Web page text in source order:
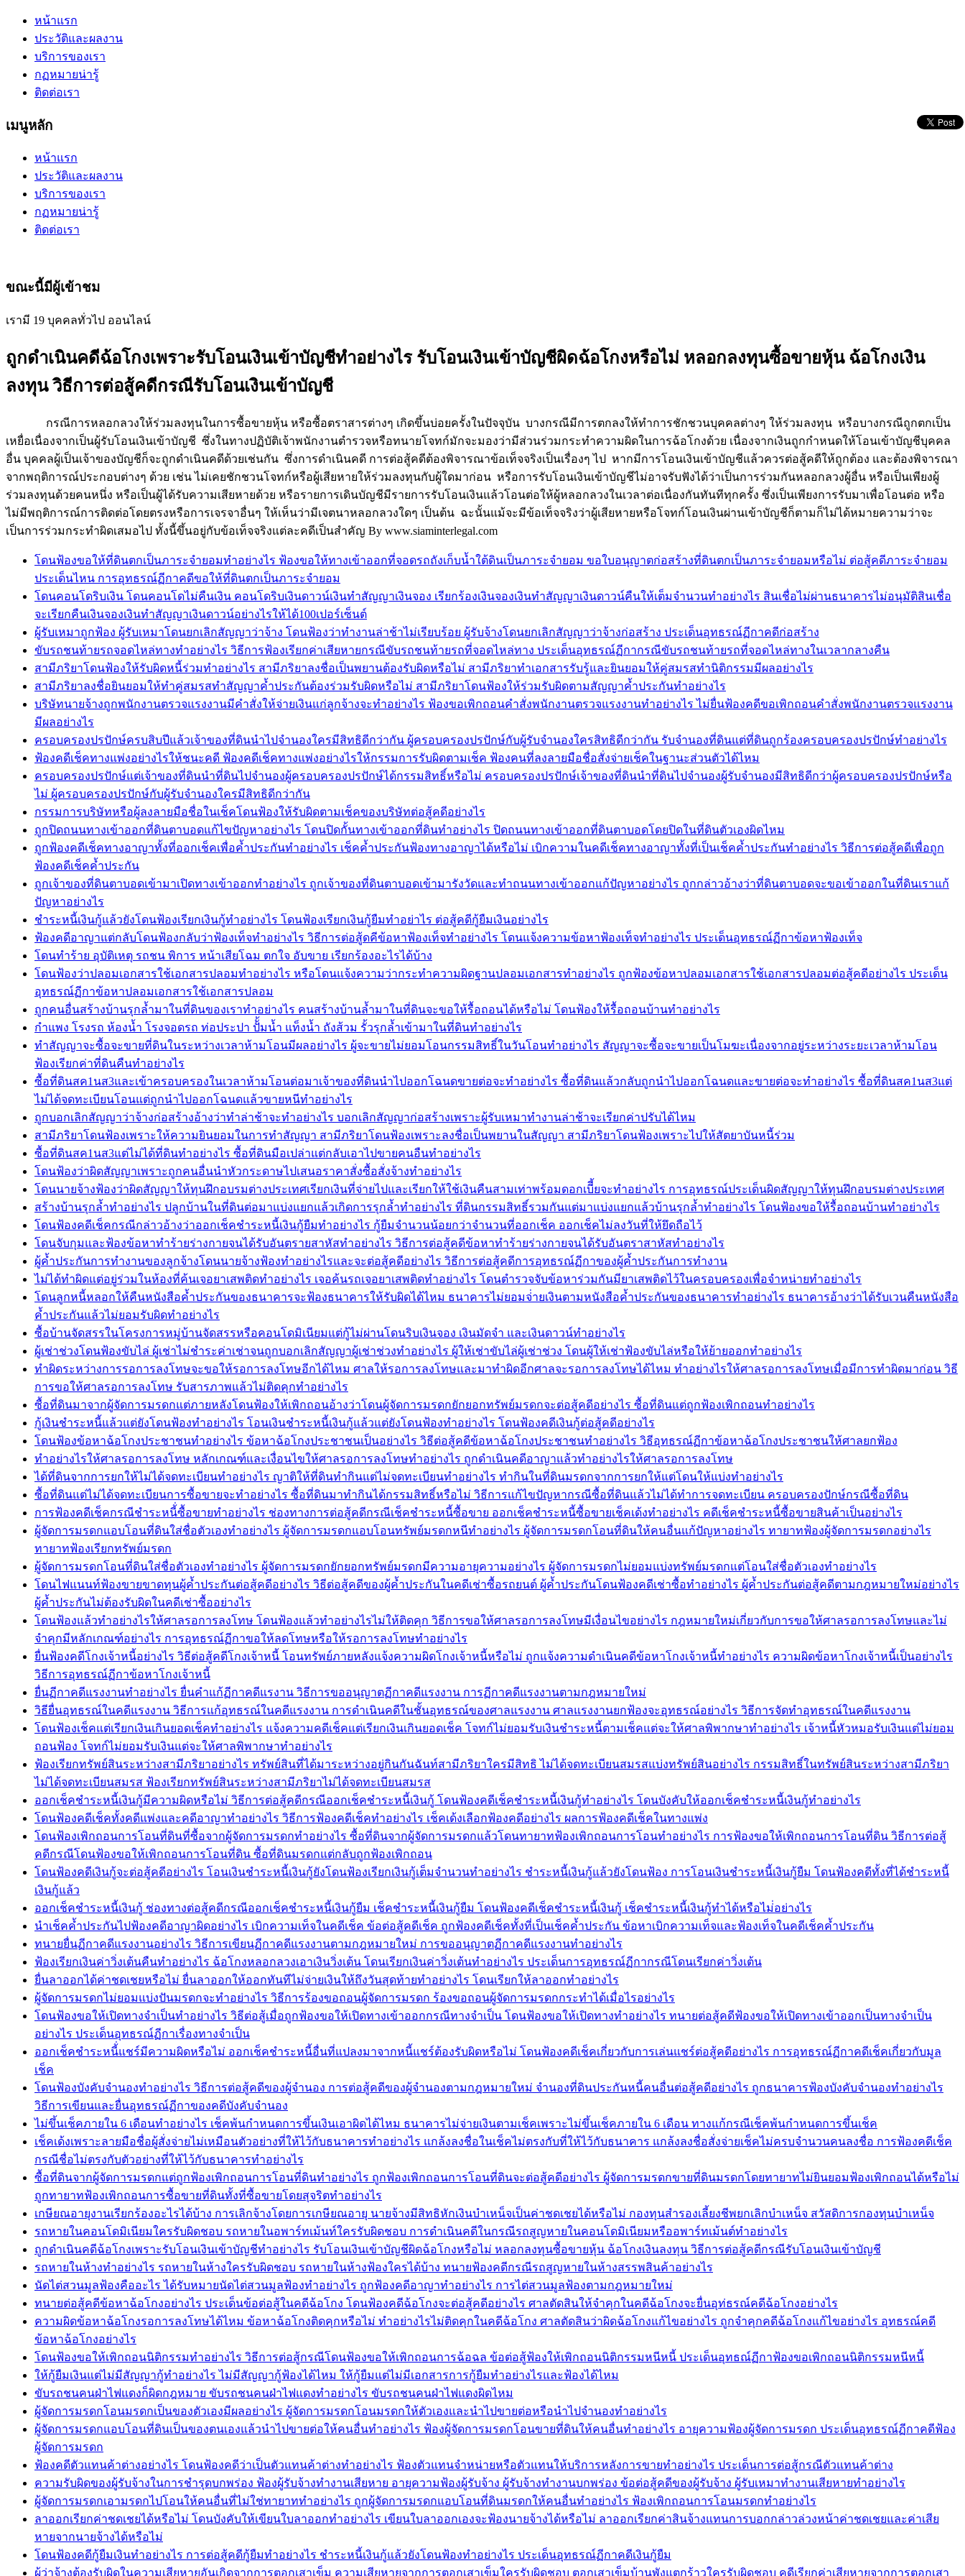
หน้าแรก
ประวัติและผลงาน
บริการของเรา
กฏหมายน่ารู้
ติดต่อเรา
เมนูหลัก
หน้าแรก
ประวัติและผลงาน
บริการของเรา
กฏหมายน่ารู้
ติดต่อเรา
ขณะนี้มีผู้เข้าชม
เรามี 19 บุคคลทั่วไป ออนไลน์
ถูกดำเนินคดีฉ้อโกงเพราะรับโอนเงินเข้าบัญชีทำอย่างไร รับโอนเงินเข้าบัญชีผิดฉ้อโกงหรือไม่ หลอกลงทุนซื้อขายหุ้น ฉ้อโกงเงิน
ลงทุน วิธีการต่อสู้คดีกรณีรับโอนเงินเข้าบัญชี
กรณีการหลอกลวงให้ร่วมลงทุนในการซื้อขายหุ้น หรือซื้อตราสารต่างๆ เกิดขึ้นบ่อยครั้งในปัจจุบัน บางกรณีมีการตกลงให้ทำการชักชวนบุคคลต่างๆ ให้ร่วมลงทุน หรือบางกรณีถูกตกเป็น
เหยื่อเนื่องจากเป็นผู้รับโอนเงินเข้าบัญชี ซึ่งในทางปฏิบัติเจ้าพนักงานตำรวจหรือทนายโจทก์มักจะมองว่ามีส่วนร่วมกระทำความผิดในการฉ้อโกงด้วย เนื่องจากเงินถูกกำหนดให้โอนเข้าบัญชีบุคคล
อื่น บุคคลผู้เป็นเจ้าของบัญชีก็จะถูกดำเนินคดีด้วยเช่นกัน ซึ่งการดำเนินคดี การต่อสู้คดีต้องพิจารณาข้อเท็จจริงเป็นเรื่องๆ ไป หากมีการโอนเงินเข้าบัญชีแล้วควรต่อสู้คดีให้ถูกต้อง และต้องพิจารณา
จากพฤติการณ์ประกอบต่างๆ ด้วย เช่น ไม่เคยชักชวนโจทก์หรือผู้เสียหายให้ร่วมลงทุนกับผู้ใดมาก่อน หรือการรับโอนเงินเข้าบัญชีไม่อาจรับฟังได้ว่าเป็นการร่วมกันหลอกลวงผู้อื่น หรือเป็นเพียงผู้
ร่วมลงทุนด้วยคนหนึ่ง หรือเป็นผู้ได้รับความเสียหายด้วย หรือรายการเดินบัญชีมีรายการรับโอนเงินแล้วโอนต่อให้ผู้หลอกลวงในเวลาต่อเนื่องกันทันทีทุกครั้ง ซึ่งเป็นเพียงการรับมาเพื่อโอนต่อ หรือ
ไม่มีพฤติการณ์การติดต่อโดยตรงหรือการเจรจาอื่นๆ ให้เห็นว่ามีเจตนาหลอกลวงใดๆ เป็นต้น ฉะนั้นแม้จะมีข้อเท็จจริงว่าผู้เสียหายหรือโจทก์โอนเงินผ่านเข้าบัญชีก็ตามก็ไม่ได้หมายความว่าจะ
เป็นการร่วมกระทำผิดเสมอไป ทั้งนี้ขึ้นอยู่กับข้อเท็จจริงแต่ละคดีเป็นสำคัญ By www.siaminterlegal.com
โดนฟ้องขอให้ที่ดินตกเป็นภาระจำยอมทำอย่างไร ฟ้องขอให้ทางเข้าออกที่จอดรถถังเก็บน้ำใต้ดินเป็นภาระจำยอม ขอใบอนุญาตก่อสร้างที่ดินตกเป็นภาระจำยอมหรือไม่ ต่อสู้คดีภาระจำยอม
ประเด็นไหน การอุทธรณ์ฏีกาคดีขอให้ที่ดินตกเป็นภาระจำยอม
โดนคอนโดริบเงิน โดนคอนโดไม่คืนเงิน คอนโดริบเงินดาวน์เงินทำสัญญาเงินจอง เรียกร้องเงินจองเงินทำสัญญาเงินดาวน์คืนให้เต็มจำนวนทำอย่างไร สินเชื่อไม่ผ่านธนาคารไม่อนุมัติสินเชื่อ
จะเรียกคืนเงินจองเงินทำสัญญาเงินดาวน์อย่างไรให้ได้100เปอร์เซ็นต์
ผู้รับเหมาถูกฟ้อง ผู้รับเหมาโดนยกเลิกสัญญาว่าจ้าง โดนฟ้องว่าทำงานล่าช้าไม่เรียบร้อย ผู้รับจ้างโดนยกเลิกสัญญาว่าจ้างก่อสร้าง ประเด็นอุทธรณ์ฏีกาคดีก่อสร้าง
ขับรถชนท้ายรถจอดไหล่ทางทำอย่างไร วิธีการฟ้องเรียกค่าเสียหายกรณีขับรถชนท้ายรถที่จอดไหล่ทาง ประเด็นอุทธรณ์ฏีกากรณีขับรถชนท้ายรถที่จอดไหล่ทางในเวลากลางคืน
สามีภริยาโดนฟ้องให้รับผิดหนี้ร่วมทำอย่างไร สามีภริยาลงชื่อเป็นพยานต้องรับผิดหรือไม่ สามีภริยาทำเอกสารรับรู้และยินยอมให้คู่สมรสทำนิติกรรมมีผลอย่างไร
สามีภริยาลงชื่อยินยอมให้ทำคู่สมรสทำสัญญาค้ำประกันต้องร่วมรับผิดหรือไม่ สามีภริยาโดนฟ้องให้ร่วมรับผิดตามสัญญาค้ำประกันทำอย่างไร
บริษัทนายจ้างถูกพนักงานตรวจแรงงานมีคำสั่งให้จ่ายเงินแก่ลูกจ้างจะทำอย่างไร ฟ้องขอเพิกถอนคำสั่งพนักงานตรวจแรงงานทำอย่างไร ไม่ยื่นฟ้องคดีขอเพิกถอนคำสั่งพนักงานตรวจแรงงาน
มีผลอย่างไร
ครอบครองปรปักษ์ครบสิบปีแล้วเจ้าของที่ดินนำไปจำนองใครมีสิทธิดีกว่ากัน ผู้ครอบครองปรปักษ์กับผู้รับจำนองใครสิทธิดีกว่ากัน รับจำนองที่ดินแต่ที่ดินถูกร้องครอบครองปรปักษ์ทำอย่างไร
ฟ้องคดีเช็คทางแพ่งอย่างไรให้ชนะคดี ฟ้องคดีเช็คทางแพ่งอย่างไรให้กรรมการรับผิดตามเช็ค ฟ้องคนที่ลงลายมือชื่อสั่งจ่ายเช็คในฐานะส่วนตัวได้ไหม
ครอบครองปรปักษ์แต่เจ้าของที่ดินนำที่ดินไปจำนองผู้ครอบครองปรปักษ์ได้กรรมสิทธิ์หรือไม่ ครอบครองปรปักษ์เจ้าของที่ดินนำที่ดินไปจำนองผู้รับจำนองมีสิทธิดีกว่าผู้ครอบครองปรปักษ์หรือ
ไม่ ผู้ครอบครองปรปักษ์กับผู้รับจำนองใครมีสิทธิดีกว่ากัน
กรรมการบริษัทหรือผู้ลงลายมือชื่อในเช็คโดนฟ้องให้รับผิดตามเช็คของบริษัทต่อสู้คดีอย่างไร
ถูกปิดถนนทางเข้าออกที่ดินตาบอดแก้ไขปัญหาอย่างไร โดนปิดกั้นทางเข้าออกที่ดินทำอย่างไร ปิดถนนทางเข้าออกที่ดินตาบอดโดยปิดในที่ดินตัวเองผิดไหม
ถูกฟ้องคดีเช็คทางอาญาทั้งที่ออกเช็คเพื่อค้ำประกันทำอย่างไร เช็คค้ำประกันฟ้องทางอาญาได้หรือไม่ เบิกความในคดีเช็คทางอาญาทั้งที่เป็นเช็คค้ำประกันทำอย่างไร วิธีการต่อสู้คดีเพื่อถูก
ฟ้องคดีเช็คค้ำประกัน
ถูกเจ้าของที่ดินตาบอดเข้ามาเปิดทางเข้าออกทำอย่างไร ถูกเจ้าของที่ดินตาบอดเข้ามารังวัดและทำถนนทางเข้าออกแก้ปัญหาอย่างไร ถูกกล่าวอ้างว่าที่ดินตาบอดจะขอเข้าออกในที่ดินเราแก้
ปัญหาอย่างไร
ชำระหนี้เงินกู้แล้วยังโดนฟ้องเรียกเงินกู้ทำอย่างไร โดนฟ้องเรียกเงินกู้ยืมทำอย่าไร ต่อสู้คดีกู้ยืมเงินอย่างไร
ฟ้องคดีอาญาแต่กลับโดนฟ้องกลับว่าฟ้องเท็จทำอย่างไร วิธีการต่อสู้ดคีข้อหาฟ้องเท็จทำอย่างไร โดนแจ้งความข้อหาฟ้องเท็จทำอย่างไร ประเด็นอุทธรณ์ฏีกาข้อหาฟ้องเท็จ
โดนทำร้าย อุบัติเหตุ รถชน พิการ หน้าเสียโฉม ตกใจ อับขาย เรียกร้องอะไรได้บ้าง
โดนฟ้องว่าปลอมเอกสารใช้เอกสารปลอมทำอย่างไร หรือโดนแจ้งความว่ากระทำความผิดฐานปลอมเอกสารทำอย่างไร ถูกฟ้องข้อหาปลอมเอกสารใช้เอกสารปลอมต่อสู้คดีอย่างไร ประเด็น
อุทธรณ์ฏีกาข้อหาปลอมเอกสารใช้เอกสารปลอม
ถูกคนอื่นสร้างบ้านรุกล้ำมาในที่ดินของเราทำอย่างไร คนสร้างบ้านล้ำมาในที่ดินจะขอให้รื้อถอนได้หรือไม่ โดนฟ้องให้รื้อถอนบ้านทำอย่างไร
กำแพง โรงรถ ห้องน้ำ โรงจอดรถ ท่อประปา ปัั้มน้ำ แท็งน้ำ ถังส้วม รั้วรุกล้ำเข้ามาในที่ดินทำอย่างไร
ทำสัญญาจะซื้อจะขายที่ดินในระหว่างเวลาห้ามโอนมีผลอย่างไร ผู้จะขายไม่ยอมโอนกรรมสิทธิ์ในวันโอนทำอย่างไร สัญญาจะซื้อจะขายเป็นโมฆะเนื่องจากอยู่ระหว่างระยะเวลาห้ามโอน
ฟ้องเรียกค่าที่ดินคืนทำอย่างไร
ซื้อที่ดินสค1นส3และเข้าครอบครองในเวลาห้ามโอนต่อมาเจ้าของที่ดินนำไปออกโฉนดขายต่อจะทำอย่างไร ซื้อที่ดินแล้วกลับถูกนำไปออกโฉนดและขายต่อจะทำอย่างไร ซื้อที่ดินสค1นส3แต่
ไม่ได้จดทะเบียนโอนแต่ถูกนำไปออกโฉนดแล้วขายหนีทำอย่างไร
ถูกบอกเลิกสัญญาว่าจ้างก่อสร้างอ้างว่าทำล่าช้าจะทำอย่างไร บอกเลิกสัญญาก่อสร้างเพราะผู้รับเหมาทำงานล่าช้าจะเรียกค่าปรับได้ไหม
สามีภริยาโดนฟ้องเพราะให้ความยินยอมในการทำสัญญา สามีภริยาโดนฟ้องเพราะลงชื่อเป็นพยานในสัญญา สามีภริยาโดนฟ้องเพราะไปให้สัตยาบันหนี้ร่วม
ซื้อที่ดินสค1นส3แต่ไม่ได้ที่ดินทำอย่างไร ซื้อที่ดินมือเปล่าแต่กลับเอาไปขายคนอืนทำอย่างไร
โดนฟ้องว่าผิดสัญญาเพราะถูกคนอื่นนำหัวกระดาษไปเสนอราคาสั่งซื้อสั่งจ้างทำอย่างไร
โดนนายจ้างฟ้องว่าผิดสัญญาให้ทุนฝึกอบรมต่างประเทศเรียกเงินที่จ่ายไปและเรียกให้ใช้เงินคืนสามเท่าพร้อมดอกเบีี้ยจะทำอย่างไร การอุทธรณ์ประเด็นผิดสัญญาให้ทุนฝึกอบรมต่างประเทศ
สร้างบ้านรุกล้ำทำอย่างไร ปลูกบ้านในที่ดินต่อมาแบ่งแยกแล้วเกิดการรุกล้ำทำอย่างไร ที่ดินกรรมสิทธิ์รวมกันแต่มาแบ่งแยกแล้วบ้านรุกล้ำทำอย่างไร โดนฟ้องขอให้รื้อถอนบ้านทำอย่างไร
โดนฟ้องคดีเช็คกรณีกล่าวอ้างว่าออกเช็คชำระหนี้เงินกู้ยืมทำอย่างไร กู้ยืมจำนวนน้อยกว่าจำนวนที่ออกเช็ค ออกเช็คไม่ลงวันที่ให้ยึดถือไว้
โดนจับกุมและฟ้องข้อหาทำร้ายร่างกายจนได้รับอันตรายสาหัสทำอย่างไร วิธีการต่อสู้คดีข้อหาทำร้ายร่างกายจนได้รับอันตราสาหัสทำอย่างไร
ผู้ค้ำประกันการทำงานของลูกจ้างโดนนายจ้างฟ้องทำอย่างไรและจะต่อสู้คดีอย่างไร วิธีการต่อสู้คดีการอุทธรณ์ฏีกาของผู้ค้ำประกันการทำงาน
ไม่ได้ทำผิดแต่อยู่ร่วมในห้องที่ค้นเจอยาเสพติดทำอย่างไร เจอค้นรถเจอยาเสพติดทำอย่างไร โดนตำรวจจับข้อหาร่วมกันมียาเสพติดไว้ในครอบครองเพื่อจำหน่ายทำอย่างไร
โดนลูกหนี้หลอกให้คืนหนังสือค้ำประกันของธนาคารจะฟ้องธนาคารให้รับผิดได้ไหม ธนาคารไม่ยอมจ่่ายเงินตามหนังสือค้ำประกันของธนาคารทำอย่างไร ธนาคารอ้างว่าได้รับเวนคืนหนังสือ
ค้ำประกันแล้วไม่ยอมรับผิดทำอย่างไร
ซื้อบ้านจัดสรรในโครงการหมู่บ้านจัดสรรหรือคอนโดมิเนียมแต่กู้ไม่ผ่านโดนริบเงินจอง เงินมัดจำ และเงินดาวน์ทำอย่างไร
ผู้เช่าช่วงโดนฟ้องขับไล่ ผู้เช่าไม่ชำระค่าเช่าจนถูกบอกเลิกสัญญาผู้เช่าช่วงทำอย่างไร ผู้ให้เช่าขับไล่ผู้เช่าช่วง โดนผู้ให้เช่าฟ้องขับไล่หรือให้ย้ายออกทำอย่างไร
ทำผิดระหว่างการรอการลงโทษจะขอให้รอการลงโทษอีกได้ไหม ศาลให้รอการลงโทษและมาทำผิดอีกศาลจะรอการลงโทษได้ไหม ทำอย่างไรให้ศาลรอการลงโทษเมื่อมีการทำผิดมาก่อน วิธี
การขอให้ศาลรอการลงโทษ รับสารภาพแล้วไม่ติดคุกทำอย่างไร
ซื้อที่ดินมาจากผู้จัดการมรดกแต่ภายหลังโดนฟ้องให้เพิกถอนอ้างว่าโดนผู้จัดการมรดกยักยอกทรัพย์มรดกจะต่อสู้คดีอย่างไร ซื้อที่ดินแต่ถูกฟ้องเพิกถอนทำอย่างไร
กู้เงินชำระหนี้แล้วแต่ยังโดนฟ้องทำอย่างไร โอนเงินชำระหนี้เงินกู้แล้วแต่ยังโดนฟ้องทำอย่างไร โดนฟ้องคดีเงินกู้ต่อสู้คดีอย่างไร
โดนฟ้องข้อหาฉ้อโกงประชาชนทำอย่างไร ข้อหาฉ้อโกงประชาชนเป็นอย่างไร วิธีต่อสู้คดีข้อหาฉ้อโกงประชาชนทำอย่างไร วิธีอุทธรณ์ฏีกาข้อหาฉ้อโกงประชาชนให้ศาลยกฟ้อง
ทำอย่างไรให้ศาลรอการลงโทษ หลักเกณฑ์และเงื่อนไขให้ศาลรอการลงโทษทำอย่างไร ถูกดำเนินคดีอาญาแล้วทำอย่างไรให้ศาลรอการลงโทษ
ได้ที่ดินจากการยกให้ไม่ได้จดทะเบียนทำอย่างไร ญาติให้ที่ดินทำกินแต่ไม่จดทะเบียนทำอย่างไร ทำกินในที่ดินมรดกจากการยกให้แต่โดนให้แบ่งทำอย่างไร
ซื้อที่ดินแต่ไม่ได้จดทะเบียนการซื้อขายจะทำอย่างไร ซื้อที่ดินมาทำกินได้กรรมสิทธิ์หรือไม่ วิธีการแก้ไขปัญหากรณีซื้อที่ดินแล้วไม่ได้ทำการจดทะเบียน ครอบครองปักษ์กรณีซื้อที่ดิน
การฟ้องคดีเช็คกรณีชำระหนี้่ซื้อขายทำอย่างไร ช่องทางการต่อสู้คดีกรณีเช็คชำระหนี้ซื้อขาย ออกเช็คชำระหนี้ซื้อขายเช็คเด้งทำอย่างไร คดีเช็คชำระหนี้ซื้อขายสินค้าเป็นอย่างไร
ผู้จัดการมรดกแอบโอนที่ดินใส่ชื่อตัวเองทำอย่างไร ผู้จัดการมรดกแอบโอนทรัพย์มรดกหนีทำอย่างไร ผู้จัดการมรดกโอนที่ดินให้คนอื่นแก้ปัญหาอย่างไร ทายาทฟ้องผู้จัดการมรดกอย่างไร
ทายาทฟ้องเรียกทรัพย์มรดก
ผู้จัดการมรดกโอนที่ดินใส่ชื่อตัวเองทำอย่างไร ผู้จัดการมรดกยักยอกทรัพย์มรดกมีความอายุความอย่างไร ผู้จัดการมรดกไม่ยอมแบ่งทรัพย์มรดกแต่โอนใส่ชื่อตัวเองทำอย่างไร
โดนไฟแนนท์ฟ้องขายขาดทุนผู้ค้ำประกันต่อสู้คดีอย่างไร วิธีต่อสู้คดีของผู้ค้ำประกันในคดีเช่าซื้อรถยนต์ ผู้ค้ำประกันโดนฟ้องคดีเช่าซื้อทำอย่างไร ผู้ค้ำประกันต่อสู้คดีตามกฎหมายใหม่อย่างไร
ผู้ค้ำประกันไม่ต้องรับผิดในคดีเช่าซื้ออย่างไร
โดนฟ้องแล้วทำอย่างไรให้ศาลรอการลงโทษ โดนฟ้องแล้วทำอย่างไรไม่ให้ติดคุก วิธีการขอให้ศาลรอการลงโทษมีเงื่อนไขอย่างไร กฎหมายใหม่เกี่ยวกับการขอให้ศาลรอการลงโทษและไม่
จำคุกมีหลักเกณฑ์อย่างไร การอุทธรณ์ฏีกาขอให้ลดโทษหรือให้รอการลงโทษทำอย่างไร
ยื่นฟ้องคดีโกงเจ้าหนี้อย่างไร วิธีต่อสู้คดีโกงเจ้าหนี้ โอนทรัพย์ภายหลังแจ้งความผิดโกงเจ้าหนี้หรือไม่ ถูกแจ้งความดำเนินคดีข้อหาโกงเจ้าหนี้ทำอย่างไร ความผิดข้อหาโกงเจ้าหนี้เป็นอย่างไร
วิธีการอุทธรณ์ฏีกาข้อหาโกงเจ้าหนี้
ยื่นฏีกาคดีแรงงานทำอย่างไร ยื่นคำแก้ฏีกาคดีแรงาน วิธีการขออนุญาตฏีกาคดีแรงงาน การฏีกาคดีแรงงานตามกฎหมายใหม่
วิธียื่นอุทธรณ์ในคดีแรงงาน วิธีการแก้อุทธรณ์ในคดีแรงงาน การดำเนินคดีในชั้นอุทธรณ์ของศาลแรงงาน ศาลแรงงานยกฟ้องจะอุทธรณ์อย่างไร วิธีการจัดทำอุทธรณ์ในคดีแรงงาน
โดนฟ้องเช็คแต่เรียกเงินเกินยอดเช็คทำอย่างไร แจ้งความคดีเช็คแต่เรียกเงินเกินยอดเช็ค โจทก์ไม่ยอมรับเงินชำระหนี้ตามเช็คแต่จะให้ศาลพิพากษาทำอย่างไร เจ้าหนี้หัวหมอรับเงินแต่ไม่ยอม
ถอนฟ้อง โจทก์ไม่ยอมรับเงินแต่จะให้ศาลพิพากษาทำอย่างไร
ฟ้องเรียกทรัพย์สินระหว่างสามีภริยาอย่างไร ทรัพย์สินที่ได้มาระหว่างอยู่กินกันฉันท์สามีภริยาใครมีสิทธิ ไม่ได้จดทะเบียนสมรสแบ่งทรัพย์สินอย่างไร กรรมสิทธิ์ในทรัพย์สินระหว่างสามีภริยา
ไม่ได้จดทะเบียนสมรส ฟ้องเรียกทรัพย์สินระหว่างสามีภริยาไม่ได้จดทะเบียนสมรส
ออกเช็คชำระหนี้เงินกู้มีความผิดหรือไม่ วิธีการต่อสู้คดีกรณีออกเช็คชำระหนี้เงินกู้ โดนฟ้องคดีเช็คชำระหนี้เงินกู้ทำอย่างไร โดนบังคับให้ออกเช็คชำระหนี้เงินกู้ทำอย่างไร
โดนฟ้องคดีเช็คทั้งคดีแพ่งและคดีอาญาทำอย่างไร วิธีการฟ้องคดีเช็คทำอย่างไร เช็คเด้งเลือกฟ้องคดีอย่างไร ผลการฟ้องคดีเช็คในทางแพ่ง
โดนฟ้องเพิกถอนการโอนที่ดินที่ซื้อจากผู้จัดการมรดกทำอย่างไร ซื้อที่ดินจากผู้จัดการมรดกแล้วโดนทายาทฟ้องเพิกถอนการโอนทำอย่างไร การฟ้องขอให้เพิกถอนการโอนที่ดิน วิธีการต่อสู้
คดีกรณีโดนฟ้องขอให้เพิกถอนการโอนที่ดิน ซื้อที่ดินมรดกแต่กลับถูกฟ้องเพิกถอน
โดนฟ้องคดีเงินกู้จะต่อสู้คดีอย่างไร โอนเงินชำระหนี้เงินกู้ยังโดนฟ้องเรียกเงินกู้เต็มจำนวนทำอย่างไร ชำระหนี้เงินกู้แล้วยังโดนฟ้อง การโอนเงินชำระหนี้เงินกู้ยืม โดนฟ้องคดีทั้งที่ได้ชำระหนี้
เงินกู้แล้ว
ออกเช็คชำระหนี้เงินกู้ ช่องทางต่อสู้คดีกรณีออกเช็คชำระหนี้เงินกู้ยืม เช็คชำระหนี้เงินกู้ยืม โดนฟ้องคดีเช็คชำระหนี้เงินกู้ เช็คชำระหนี้เงินกู้ทำได้หรือไม่่อย่างไร
นำเช็คค้ำประกันไปฟ้องคดีอาญาผิดอย่างไร เบิกความเท็จในคดีเช็ค ข้อต่อสู้คดีเช็ค ถูกฟ้องคดีเช็คทั้งที่เป็นเช็คค้ำประกัน ข้อหาเบิกความเท็จและฟ้องเท็จในคดีเช็คค้ำประกัน
ทนายยื่นฏีกาคดีแรงงานอย่างไร วิธีการเขียนฏีกาคดีแรงงานตามกฎหมายใหม่ การขออนุญาตฏีกาคดีแรงงานทำอย่างไร
ฟ้องเรียกเงินค่าวิ่งเต้นคืนทำอย่างไร ฉ้อโกงหลอกลวงเอาเงินวิ่งเต้น โดนเรียกเงินค่าวิ่งเต้นทำอย่างไร ประเด็นการอุทธรณ์ฏีกากรณีโดนเรียกค่าวิ่งเต้น
ยื่นลาออกได้ค่าชดเชยหรือไม่ ยื่นลาออกให้ออกทันทีไม่จ่ายเงินให้ถึงวันสุดท้ายทำอย่างไร โดนเรียกให้ลาออกทำอย่างไร
ผู้จัดการมรดกไม่ยอมแบ่งปันมรดกจะทำอย่างไร วิธีการร้องขอถอนผู้จัดการมรดก ร้องขอถอนผู้จัดการมรดกกระทำได้เมื่อไรอย่างไร
โดนฟ้องขอให้เปิดทางจำเป็นทำอย่างไร วิธีต่อสู้เมื่อถูกฟ้องขอให้เปิดทางเข้าออกกรณีทางจำเป็น โดนฟ้องขอให้เปิดทางทำอย่างไร ทนายต่อสู้คดีฟ้องขอให้เปิดทางเข้าออกเป็นทางจำเป็น
อย่างไร ประเด็นอุทธรณ์ฏีกาเรื่องทางจำเป็น
ออกเช็คชำระหนี้่แชร์มีความผิดหรือไม่ ออกเช็คชำระหนี้อื่นที่แปลงมาจากหนี้แชร์ต้องรับผิดหรือไม่ โดนฟ้องคดีเช็คเกี่ยวกับการเล่นแชร์ต่อสู้คดีอย่างไร การอุทธรณ์ฏีกาคดีเช็คเกี่ยวกับมูล
เช็ค
โดนฟ้องบังคับจำนองทำอย่างไร วิธีการต่อสู้คดีของผู้จำนอง การต่อสู้คดีของผู้จำนองตามกฎหมายใหม่ จำนองที่ดินประกันหนี้คนอื่นต่อสู้คดีอย่างไร ถูกธนาคารฟ้องบังคับจำนองทำอย่างไร
วิธีการเขียนและยื่นอุทธรณ์ฏีกาของคดีบังคับจำนอง
ไม่ขึ้นเช็คภายใน 6 เดือนทำอย่างไร เช็คพ้นกำหนดการขึ้นเงินเอาผิดได้ไหม ธนาคารไม่จ่ายเงินตามเช็คเพราะไม่ขึ้นเช็คภายใน 6 เดือน ทางแก้กรณีเช็คพ้นกำหนดการขึ้นเช็ค
เช็คเด้งเพราะลายมือชื่อผู้สั่งจ่ายไม่เหมือนตัวอย่างที่ให้ไว้กับธนาคารทำอย่างไร แกล้งลงชื่อในเช็คไม่ตรงกับที่ให้ไว้กับธนาคาร แกล้งลงชื่อสั่งจ่ายเช็คไม่ครบจำนวนคนลงชื่อ การฟ้องคดีเช็ค
กรณีชื่อไม่ตรงกับตัวอย่างที่ให้ไว้กับธนาคารทำอย่างไร
ซื้อที่ดินจากผู้จัดการมรดกแต่ถูกฟ้องเพิกถอนการโอนที่ดินทำอย่างไร ถูกฟ้องเพิกถอนการโอนที่ดินจะต่อสู้คดีอย่างไร ผู้จัดการมรดกขายที่ดินมรดกโดยทายาทไม่ยินยอมฟ้องเพิกถอนได้หรือไม่
ถูกทายาทฟ้องเพิกถอนการซื้อขายที่ดินทั้งที่ซื้อขายโดยสุจริตทำอย่างไร
เกษียณอายุงานเรียกร้องอะไรได้บ้าง การเลิกจ้างโดยการเกษียณอายุ นายจ้างมีสิทธิหักเงินบำเหน็จเป็นค่าชดเชยได้หรือไม่ กองทุนสำรองเลี้ยงชีพยกเลิกบำเหน็จ สวัสดิการกองทุนบำเหน็จ
รถหายในคอนโดมิเนียมใครรับผิดชอบ รถหายในอพาร์ทเม้นท์ใครรับผิดชอบ การดำเนินคดีในกรณีรถสูญหายในคอนโดมิเนียมหรืออพาร์ทเม้นต์ทำอย่างไร
ถูกดำเนินคดีฉ้อโกงเพราะรับโอนเงินเข้าบัญชีทำอย่างไร รับโอนเงินเข้าบัญชีผิดฉ้อโกงหรือไม่ หลอกลงทุนซื้อขายหุ้น ฉ้อโกงเงินลงทุน วิธีการต่อสู้คดีกรณีรับโอนเงินเข้าบัญชี
รถหายในห้างทำอย่างไร รถหายในห้างใครรับผิดชอบ รถหายในห้างฟ้องใครได้บ้าง ทนายฟ้องคดีกรณีรถสูญหายในห้างสรรพสินค้าอย่างไร
นัดไต่สวนมูลฟ้องคืออะไร ได้รับหมายนัดไต่สวนมูลฟ้องทำอย่างไร ถูกฟ้องคดีอาญาทำอย่างไร การไต่สวนมูลฟ้องตามกฎหมายใหม่
ทนายต่อสู้คดีข้อหาฉ้อโกงอย่างไร ประเด็นข้อต่อสู้ในคดีฉ้อโกง โดนฟ้องคดีฉ้อโกงจะต่อสู้คดีอย่างไร ศาลตัดสินให้จำคุกในคดีฉ้อโกงจะยื่นอุท่ธรณ์คดีฉ้อโกงอย่างไร
ความผิดข้อหาฉ้อโกงรอการลงโทษได้ไหม ข้อหาฉ้อโกงติดคุกหรือไม่ ทำอย่างไรไม่ติดคุกในคดีฉ้อโกง ศาลตัดสินว่าผิดฉ้อโกงแก้ไขอย่างไร ถูกจำคุกคดีฉ้อโกงแก้ไขอย่างไร อุทธรณ์คดี
ข้อหาฉ้อโกงอย่างไร
โดนฟ้องขอให้เพิกถอนนิติกรรมทำอย่างไร วิธีการต่อสู้กรณีโดนฟ้องขอให้เพิกถอนการฉ้อฉล ข้อต่อสู้ฟ้องให้เพิกถอนนิติกรรมหนีหนี้ ประเด็นอุทธณ์ฏีกาฟ้องขอเพิกถอนนิติกรรมหนีหนี้
ให้กู้ยืมเงินแต่ไม่มีสัญญากู้ทำอย่างไร ไม่มีสัญญากู้ฟ้องได้ไหม ให้กู้ยืมแต่ไม่มีเอกสารการกู้ยืมทำอย่างไรและฟ้องได้ไหม
ขับรถชนคนฝ่าไฟแดงก็ผิดกฎหมาย ขับรถชนคนฝ่าไฟแดงทำอย่างไร ขับรถชนคนฝ่าไฟแดงผิดไหม
ผู้จัดการมรดกโอนมรดกเป็นของตัวเองมีผลอย่างไร ผู้จัดการมรดกโอนมรดกให้ตัวเองและนำไปขายต่อหรือนำไปจำนองทำอย่างไร
ผู้จัดการมรดกแอบโอนที่ดินเป็นของตนเองแล้วนำไปขายต่อให้คนอื่นทำอย่างไร ฟ้องผู้จัดการมรดกโอนขายที่ดินให้คนอื่นทำอย่างไร อายุความฟ้องผู้จัดการมรดก ประเด็นอุทธรณ์ฏีกาคดีฟ้อง
ผู้จัดการมรดก
ฟ้องคดีตัวแทนค้าต่างอย่างไร โดนฟ้องคดีว่าเป็นตัวแทนค้าต่างทำอย่างไร ฟ้องตัวแทนจำหน่ายหรือตัวแทนให้บริการหลังการขายทำอย่างไร ประเด็นการต่อสู้กรณีตัวแทนค้าต่าง
ความรับผิดของผู้รับจ้างในการชำรุดบกพร่อง ฟ้องผู้รับจ้างทำงานเสียหาย อายุความฟ้องผู้รับจ้าง ผู้รับจ้างทำงานบกพร่อง ข้อต่อสู้คดีของผู้รับจ้าง ผู้รับเหมาทำงานเสียหายทำอย่างไร
ผู้จัดการมรดกเอามรดกไปโอนให้คนอื่นที่ไม่ใช่ทายาททำอย่างไร ถูกผู้จัดการมรดกแอบโอนที่ดินมรดกให้คนอื่นทำอย่างไร ฟ้องเพิกถอนการโอนมรดกทำอย่างไร
ลาออกเรียกค่าชดเชยได้หรือไม่ โดนบังคับให้เขียนใบลาออกทำอย่างไร เขียนใบลาออกเองจะฟ้องนายจ้างได้หรือไม่ ลาออกเรียกค่าสินจ้างแทนการบอกกล่าวล่วงหน้าค่าชดเชยและค่าเสีย
หายจากนายจ้างได้หรือไม่
โดนฟ้องคดีกู้ยืมเงินทำอย่างไร การต่อสู้คดีกู้ยืมทำอย่างไร ชำระหนี้เงินกู้แล้วยังโดนฟ้องทำอย่างไร ประเด็นอุทธรณ์ฏีกาคดีเงินกู้ยืม
ผู้ว่าจ้างต้องรับผิดในความเสียหายอันเกิดจากการตอกเสาเข็ม ความเสียหายจากการตอกเสาเข็มใครรับผิดชอบ ตอกเสาเข็มบ้านพังแตกร้าวใครรับผิดชอบ คดีเรียกค่าเสียหายจากการตอกเสา